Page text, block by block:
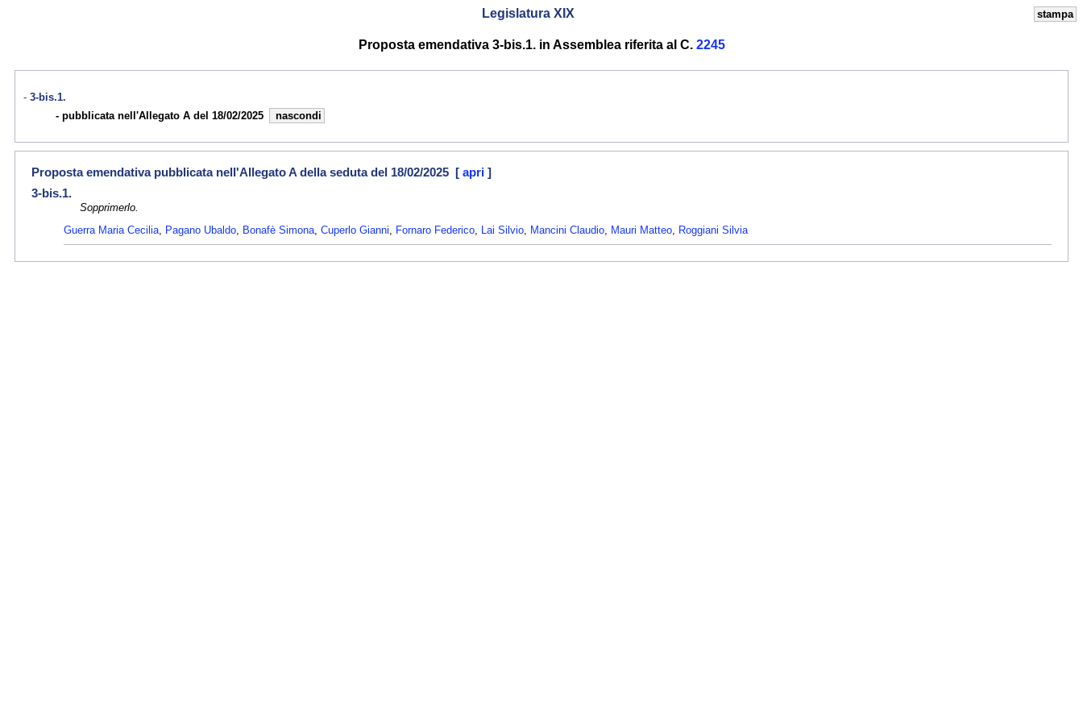
stampa
Legislatura XIX
Proposta emendativa 3-bis.1. in Assemblea riferita al C. 2245
3-bis.1.
pubblicata nell'Allegato A del 18/02/2025
nascondi
Proposta emendativa pubblicata nell'Allegato A della seduta del 18/02/2025 [ apri ]
3-bis.1.
Sopprimerlo.
Guerra Maria Cecilia
Pagano Ubaldo Bonafè Simona Cuperlo Gianni Fornaro Federico Lai Silvio Mancini Claudio Mauri Matteo Roggiani Silvia